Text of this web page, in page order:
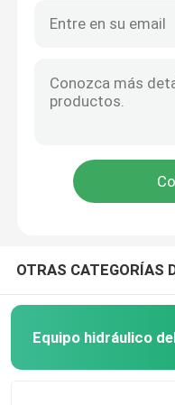
OTRAS CATEGORÍAS